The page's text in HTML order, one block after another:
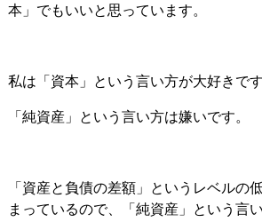
本」でもいいと思っています。
私は「資本」という言い方が大好きです
「純資産」という言い方は嫌いです。
「資産と負債の差額」というレベルの
まっているので、「純資産」という言